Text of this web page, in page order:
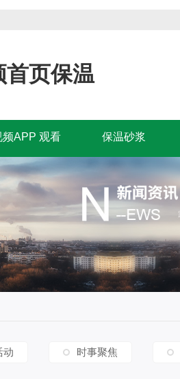
页保温
频APP 观看 保温砂浆
动 时事聚焦